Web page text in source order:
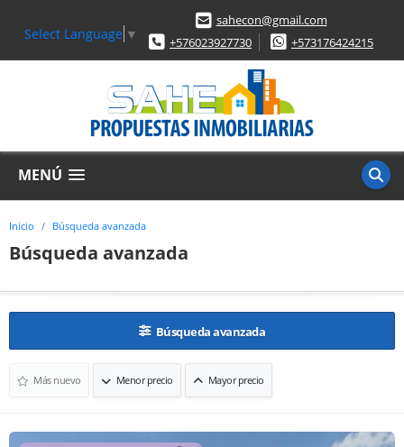
Select Language ▼
sahecon@gmail.com
+576023927730
+573176424215
MENÚ
Inicio Búsqueda avanzada
Búsqueda avanzada
Búsqueda avanzada
Más nuevo Menor precio Mayor precio